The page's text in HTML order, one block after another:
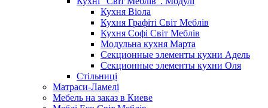
Кухня Віола
Кухня Графіті Світ Меблів
Кухня Софі Світ Меблів
Модульна кухня Марта
Секционные элементы кухни Адель
Секционные элементы кухни Оля
Стільниці
Матраси-Ламелі
Мебель на заказ в Киеве